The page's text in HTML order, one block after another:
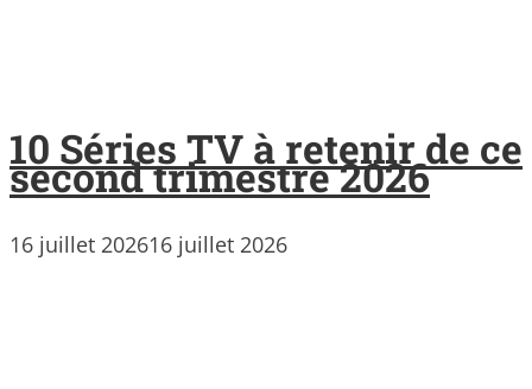
10 Séries TV à retenir de ce
second trimestre 2026
16 juillet 202616 juillet 2026